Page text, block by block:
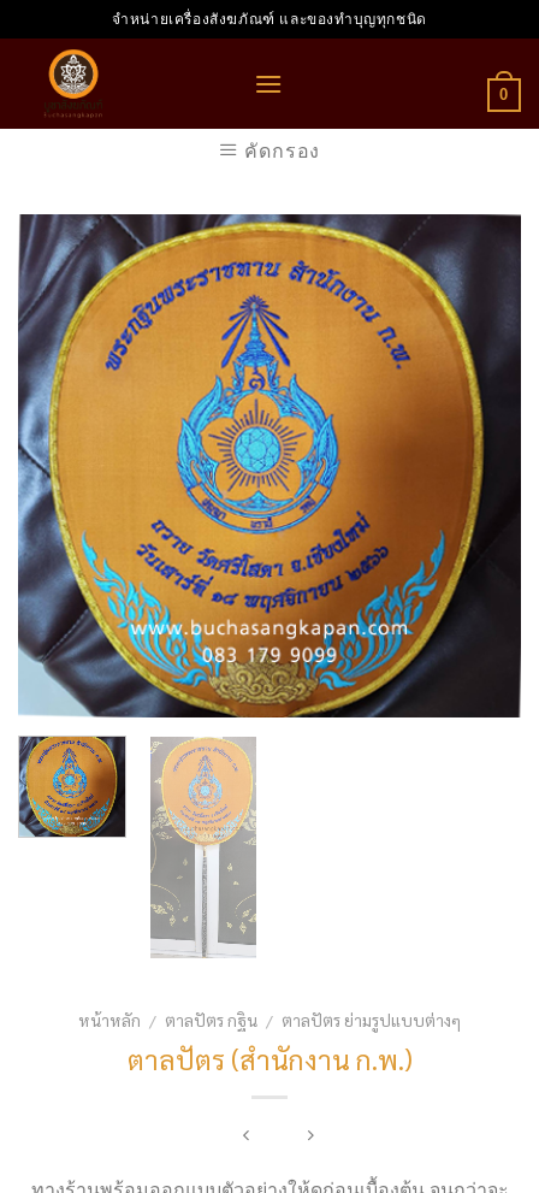
to
content
จำหน่ายเครื่องสังฆภัณฑ์ และของทำบุญทุกชนิด
0
คัดกรอง
หน้าหลัก / ตาลปัตร กฐิน / ตาลปัตร ย่ามรูปแบบต่างๆ
ตาลปัตร (สำนักงาน ก.พ.)